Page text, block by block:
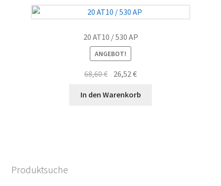
20 AT10 / 530 AP
ANGEBOT!
68,60€ Ursprünglicher
war:
26,52€Aktueller
ist:
In den Warenkorb
Produktsuche